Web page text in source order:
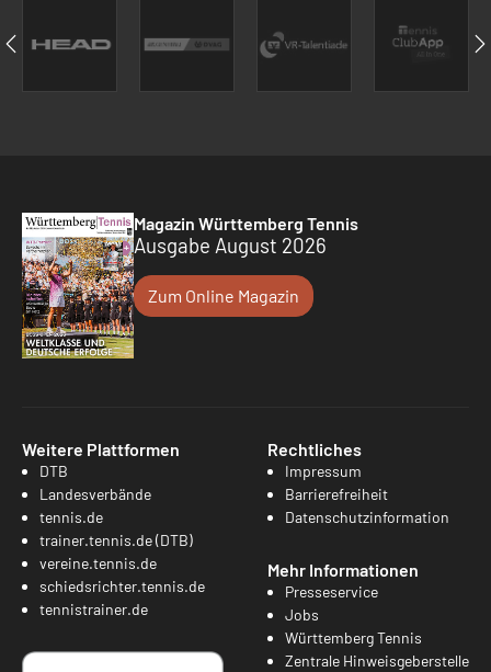
Magazin Württemberg Tennis
Ausgabe August 2026
Zum Online Magazin
Weitere Plattformen
DTB
Landesverbände
tennis.de
trainer.tennis.de (DTB)
vereine.tennis.de
schiedsrichter.tennis.de
tennistrainer.de
Rechtliches
Impressum
Barrierefreiheit
Datenschutzinformation
Mehr Informationen
Presseservice
Jobs
Württemberg Tennis
Zentrale Hinweisgeberstelle